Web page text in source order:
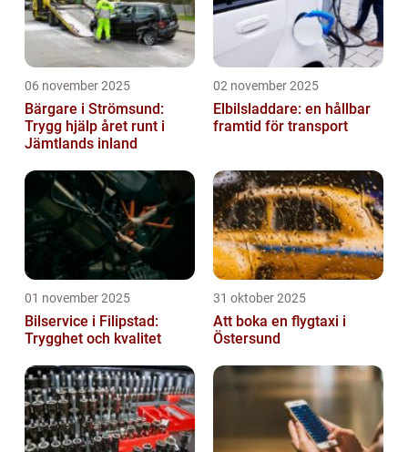
06 november 2025
Bärgare i Strömsund:
Trygg hjälp året runt i
Jämtlands inland
02 november 2025
Elbilsladdare: en hållbar
framtid för transport
01 november 2025
Bilservice i Filipstad:
Trygghet och kvalitet
31 oktober 2025
Att boka en flygtaxi i
Östersund